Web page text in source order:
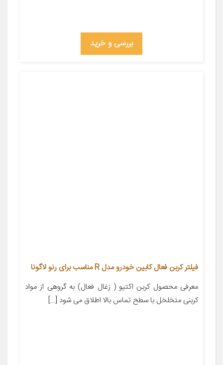
بررسی و خرید
فیلتر کربن فعال کابین خودرو مدل R مناسب برای رنو لاگونا
معرفی محصول کربن اکتیو ( زغال فعال) به گروهی از مواد
کربنی متخلخل با سطح تماس بالا اطلاق می شود […]